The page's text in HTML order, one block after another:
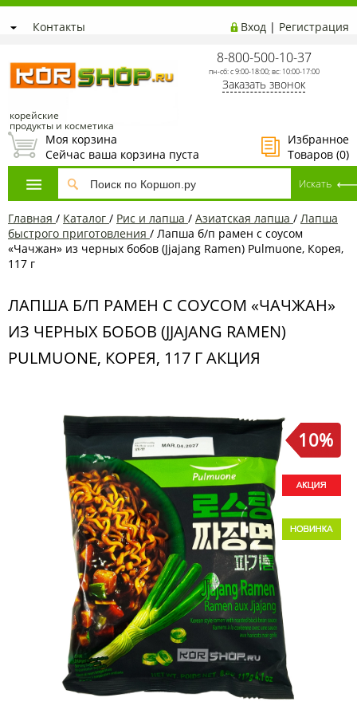
Контакты Вход | Регистрация
корейские
продукты и косметика
8-800-500-10-37
пн-сб: с 9:00-18:00; вс: 10:00-17:00
Заказать звонок
Избранное
Товаров (0)
Моя корзина
Сейчас ваша корзина пуста
Главная / Каталог / Рис и лапша / Азиатская лапша / Лапша
быстрого приготовления / Лапша б/п рамен с соусом
«Чачжан» из черных бобов (Jjajang Ramen) Pulmuone, Корея,
117 г
ЛАПША Б/П РАМЕН С СОУСОМ «ЧАЧЖАН»
ИЗ ЧЕРНЫХ БОБОВ (JJAJANG RAMEN)
PULMUONE, КОРЕЯ, 117 Г АКЦИЯ
10%